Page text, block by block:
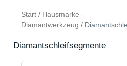
Start / Hausmarke -
Diamantwerkzeug /
Diamantschleifsegmente